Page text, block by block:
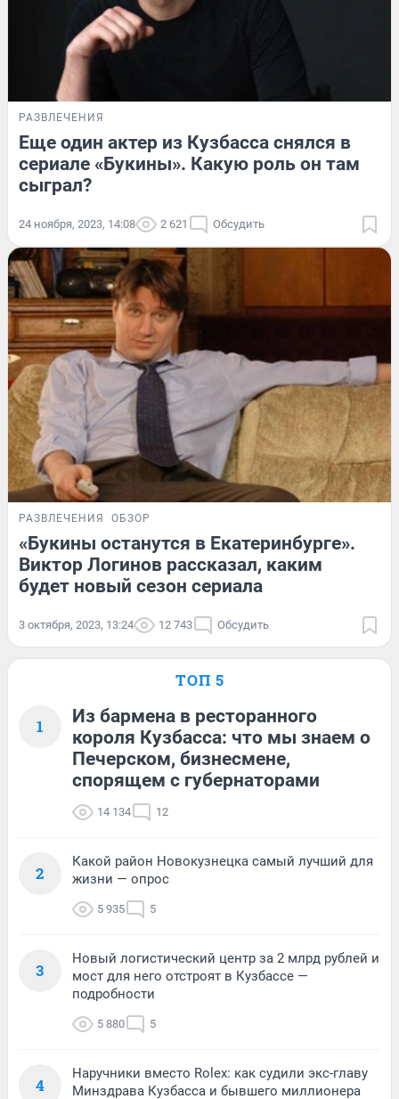
РАЗВЛЕЧЕНИЯ
Еще один актер из Кузбасса снялся в
сериале «Букины». Какую роль он там
сыграл?
24 ноября, 2023, 14:08 2 621 Обсудить
РАЗВЛЕЧЕНИЯ ОБЗОР
«Букины останутся в Екатеринбурге».
Виктор Логинов рассказал, каким
будет новый сезон сериала
3 октября, 2023, 13:24 12 743 Обсудить
ТОП 5
1
Из бармена в ресторанного
короля Кузбасса: что мы знаем о
Печерском, бизнесмене,
спорящем с губернаторами
14 134 12
2
Какой район Новокузнецка самый лучший для
жизни — опрос
5 935 5
3
Новый логистический центр за 2 млрд рублей и
мост для него отстроят в Кузбассе —
подробности
5 880 5
4
Наручники вместо Rolex: как судили экс-главу
Минздрава Кузбасса и бывшего миллионера